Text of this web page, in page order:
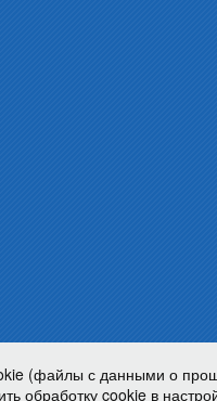
(файлы с данными о
обработку cookie в